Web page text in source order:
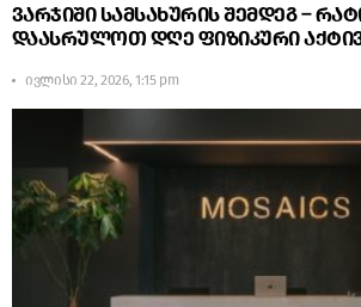
ვარჯიში სამსახურის შემდეგ –
დაასრულოთ დღე ფიზიკური
ივლისი 22, 2026, 1:15 pm